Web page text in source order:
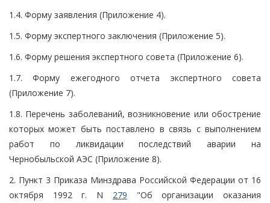
1.4. Форму заявления (Приложение 4).
1.5. Форму экспертного заключения (Приложение 5).
1.6. Форму решения экспертного совета (Приложение 6).
1.7. Форму ежегодного отчета экспертного совета
(Приложение 7).
1.8. Перечень заболеваний, возникновение или обострение
которых может быть поставлено в связь с выполнением
работ по ликвидации последствий аварии на
Чернобыльской АЭС (Приложение 8).
2. Пункт 3 Приказа Минздрава Российской Федерации от 16
октября 1992 г. N 279 "Об организации оказания